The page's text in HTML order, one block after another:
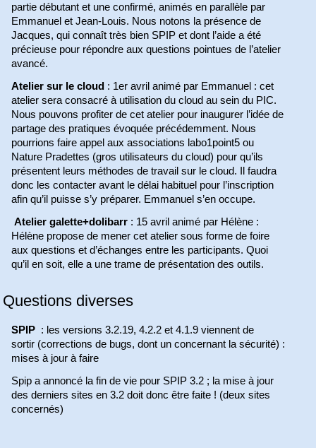
partie débutant et une confirmé, animés en parallèle par
Emmanuel et Jean-Louis. Nous notons la présence de
Jacques, qui connaît très bien SPIP et dont l’aide a été
précieuse pour répondre aux questions pointues de l’atelier
avancé.
Atelier sur le cloud : 1er avril animé par Emmanuel : cet
atelier sera consacré à utilisation du cloud au sein du PIC.
Nous pouvons profiter de cet atelier pour inaugurer l’idée de
partage des pratiques évoquée précédemment. Nous
pourrions faire appel aux associations labo1point5 ou
Nature Pradettes (gros utilisateurs du cloud) pour qu’ils
présentent leurs méthodes de travail sur le cloud. Il faudra
donc les contacter avant le délai habituel pour l’inscription
afin qu’il puisse s’y préparer. Emmanuel s’en occupe.
Atelier galette+dolibarr : 15 avril animé par Hélène :
Hélène propose de mener cet atelier sous forme de foire
aux questions et d’échanges entre les participants. Quoi
qu’il en soit, elle a une trame de présentation des outils.
Questions diverses
SPIP : les versions 3.2.19, 4.2.2 et 4.1.9 viennent de
sortir (corrections de bugs, dont un concernant la sécurité) :
mises à jour à faire
Spip a annoncé la fin de vie pour SPIP 3.2 ; la mise à jour
des derniers sites en 3.2 doit donc être faite ! (deux sites
concernés)